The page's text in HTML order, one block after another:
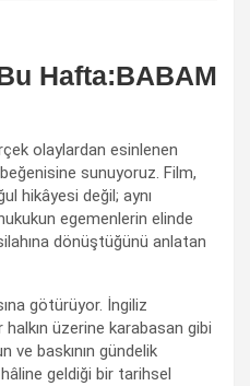
Hafta:BABAM
olaylardan esinlenen
sunuyoruz. Film,
hikâyesi değil; aynı
egemenlerin elinde
dönüştüğünü anlatan
götürüyor. İngiliz
üzerine karabasan gibi
ve baskının gündelik
geldiği bir tarihsel